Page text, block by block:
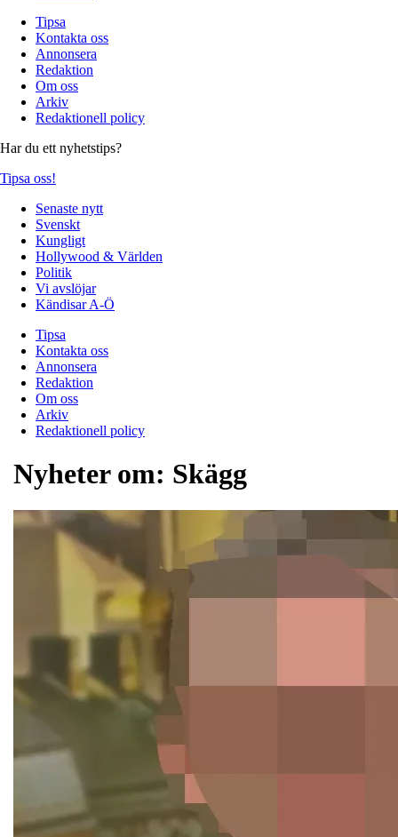
Tipsa
Kontakta oss
Annonsera
Redaktion
Om oss
Arkiv
Redaktionell policy
Har du ett nyhetstips?
Tipsa oss!
Senaste nytt
Svenskt
Kungligt
Hollywood & Världen
Politik
Vi avslöjar
Kändisar A-Ö
Tipsa
Kontakta oss
Annonsera
Redaktion
Om oss
Arkiv
Redaktionell policy
Nyheter om: Skägg